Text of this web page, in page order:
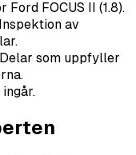
Ford FOCUS II (1.8).
Inspektion av
Delar som uppfyller